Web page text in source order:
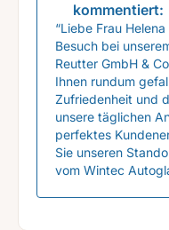
kommentiert:
“Liebe Frau
Besuch bei
Reutter GmbH &
Ihnen rundum
Zufriedenheit und
unsere täglichen
perfektes
Sie unseren
vom Wintec